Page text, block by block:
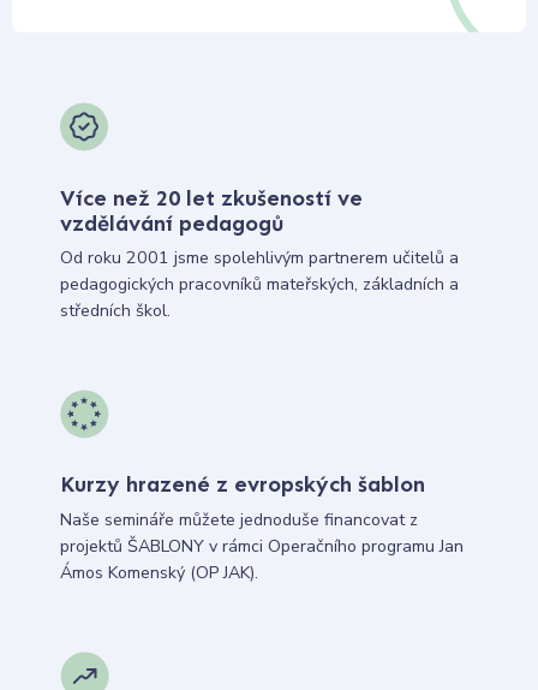
Více než 20 let zkušeností ve
vzdělávání pedagogů
Od roku 2001 jsme spolehlivým partnerem učitelů a
pedagogických pracovníků mateřských, základních a
středních škol.
Kurzy hrazené z evropských šablon
Naše semináře můžete jednoduše financovat z
projektů ŠABLONY v rámci Operačního programu Jan
Ámos Komenský (OP JAK).